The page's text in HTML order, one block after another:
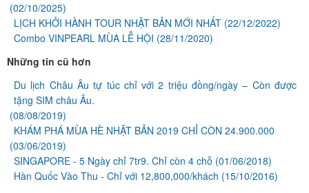
(02/10/2025)
LỊCH KHỞI HÀNH TOUR NHẬT BẢN MỚI NHẤT (22/12/2022)
Combo VINPEARL MÙA LỄ HỘI (28/11/2020)
Những tin cũ hơn
Du lịch Châu Âu tự túc chỉ với 2 triệu đồng/ngày – Còn được
tặng SIM châu Âu.
(08/08/2019)
KHÁM PHÁ MÙA HÈ NHẬT BẢN 2019 CHỈ CÒN 24.900.000
(03/06/2019)
SINGAPORE - 5 Ngày chỉ 7tr9. Chỉ còn 4 chỗ (01/06/2018)
Hàn Quốc Vào Thu - Chỉ với 12,800,000/khách (15/10/2016)